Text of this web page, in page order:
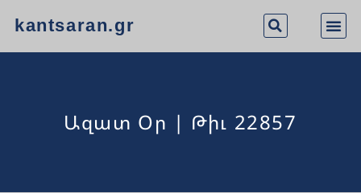
kantsaran.gr
Ազատ Օր | Թիւ 22857